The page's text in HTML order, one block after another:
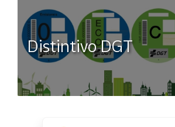
Distintivo DGT